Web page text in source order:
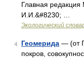
Главная редакция
И.И.&#8230; …
Экологический
4 Геомерида — (от
покров,